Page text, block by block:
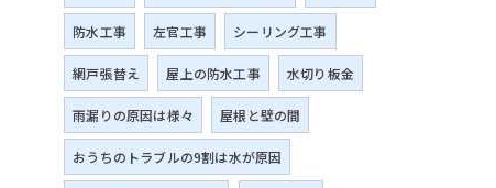
防水工事 左官工事 シーリング工事
網戸張替え 屋上の防水工事 水切り板金
雨漏りの原因は様々 屋根と壁の間
おうちのトラブルの9割は水が原因